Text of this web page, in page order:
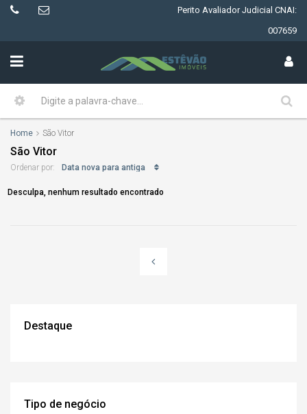
Perito Avaliador Judicial CNAI:
007659
Home São Vitor
São Vitor
Ordenar por: Data nova para antiga
Desculpa, nenhum resultado encontrado
Destaque
Tipo de negócio